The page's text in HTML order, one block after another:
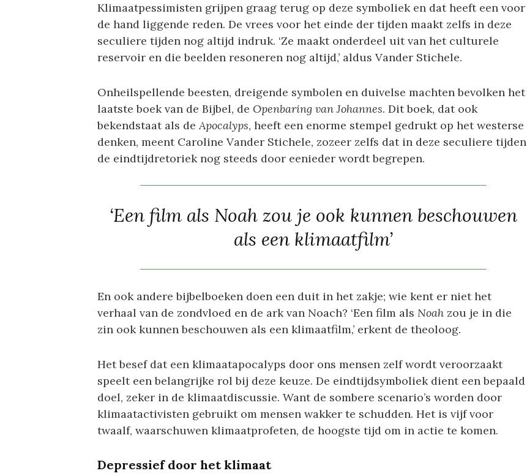
Klimaatpessimisten grijpen graag terug op deze symboliek en dat heeft een voor
de hand liggende reden. De vrees voor het einde der tijden maakt zelfs in deze
seculiere tijden nog altijd indruk. ‘Ze maakt onderdeel uit van het culturele
reservoir en die beelden resoneren nog altijd,’ aldus Vander Stichele.
Onheilspellende beesten, dreigende symbolen en duivelse machten bevolken het
laatste boek van de Bijbel, de Openbaring van Johannes. Dit boek, dat ook
bekendstaat als deApocalyps, heeft een enorme stempel gedrukt op het westerse
denken, meent Caroline Vander Stichele, zozeer zelfs dat in deze seculiere tijden
de eindtijdretoriek nog steeds door eenieder wordt begrepen.
‘Een film als Noah zou je ook kunnen beschouwen
als een klimaatfilm’
En ook andere bijbelboeken doen een duit in het zakje; wie kent er niet het
verhaal van de zondvloed en de ark van Noach? ‘Een film als Noah zou je in die
zin ook kunnen beschouwen als een klimaatfilm,’ erkent de theoloog.
Het besef dat een klimaatapocalyps door ons mensen zelf wordt veroorzaakt
speelt een belangrijke rol bij deze keuze. De eindtijdsymboliek dient een bepaald
doel, zeker in de klimaatdiscussie. Want de sombere scenario’s worden door
klimaatactivisten gebruikt om mensen wakker te schudden. Het is vijf voor
twaalf, waarschuwen klimaatprofeten, de hoogste tijd om in actie te komen.
Depressief door het klimaat